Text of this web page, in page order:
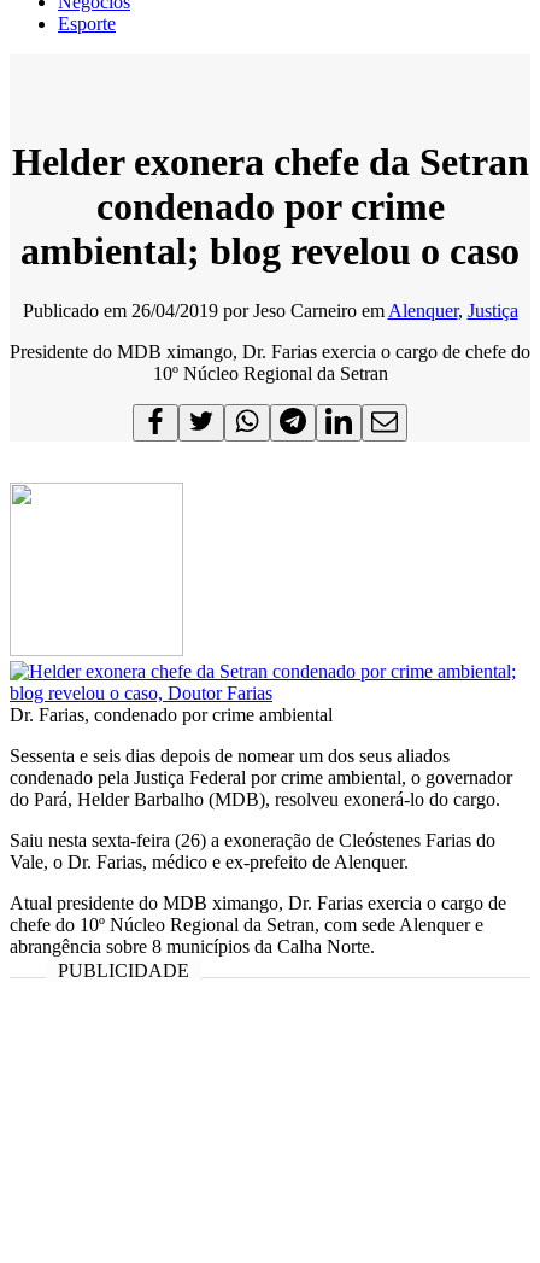
Esporte
Helder exonera chefe da Setran
condenado por crime
ambiental; blog revelou o caso
Publicado em 26/04/2019 porJeso Carneiro em Alenquer, Justiça
Presidente do MDB ximango, Dr. Farias exercia o cargo de chefe do
10º Núcleo Regional da Setran
Dr. Farias, condenado por crime ambiental
Sessenta e seis dias depois de nomear um dos seus aliados
condenado pela Justiça Federal por crime ambiental, o governador
do Pará, Helder Barbalho (MDB), resolveu exonerá-lo do cargo.
Saiu nesta sexta-feira (26) a exoneração de Cleóstenes Farias do
Vale, o Dr. Farias, médico e ex-prefeito de Alenquer.
Atual presidente do MDB ximango, Dr. Farias exercia o cargo de
chefe do 10º Núcleo Regional da Setran, com sede Alenquer e
abrangência sobre 8 municípios da Calha Norte.